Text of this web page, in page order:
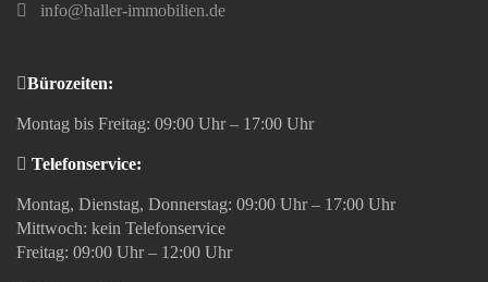
info@haller-immobilien.de
Bürozeiten:
Montag bis Freitag: 09:00 Uhr – 17:00 Uhr
Telefonservice:
Montag, Dienstag, Donnerstag: 09:00 Uhr – 17:00 Uhr
Mittwoch: kein Telefonservice
Freitag: 09:00 Uhr – 12:00 Uhr